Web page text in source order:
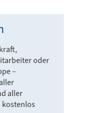
oder
–
aller
kostenlos